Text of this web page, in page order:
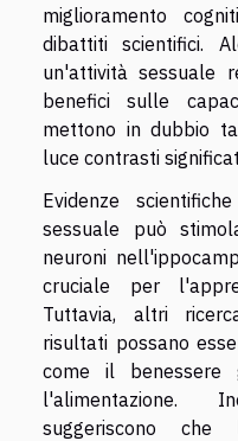
miglioramento
dibattiti scientifici.
un'attività sessuale
benefici sulle
mettono in dubbio
luce contrasti
Evidenze
sessuale può
neuroni
cruciale per
Tuttavia, altri
risultati possano
come il benessere
l'alimentazione.
suggeriscono che